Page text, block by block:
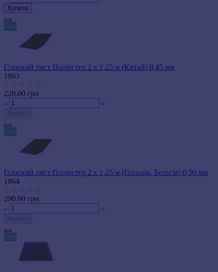
Купити
Топ
Плоский лист Поліестер 2 х 1,25 м (Китай) 0,45 мм
1863
220.00 грн
Топ
Плоский лист Поліестер 2 х 1,25 м (Польща, Бельгія) 0,50 мм
1864
290.00 грн
Топ